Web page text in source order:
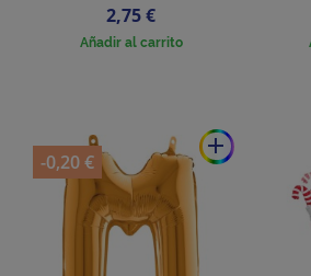
Precio
2,75 €
Añadir al carrito
add
-0,20 €